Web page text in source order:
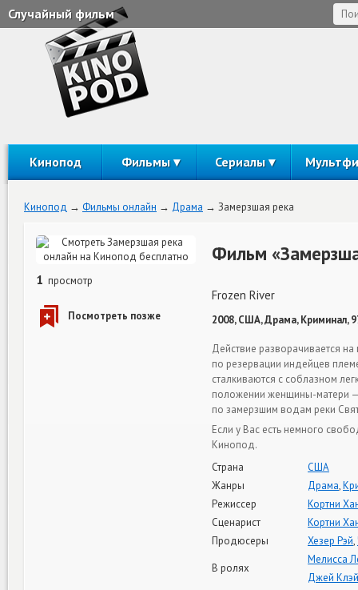
Случайный фильм
Кинопод Фильмы Сериалы
Кинопод Фильмы онлайн Драма Замерзшая река
1 просмотр
Фильм
Frozen River
2008, США, Драма, Криминал,
Действие разворачивается
по резервации индейцев
сталкиваются с соблазном
положении женщины-матери —
по замерзшим водам реки
Если у Вас есть немного
Кинопод.
Страна
США
Жанры
Драма,
Режиссер
Кортни
Сценарист
Кортни
Продюсеры
Хезер Рэй,
В ролях
Мелисса
Джей